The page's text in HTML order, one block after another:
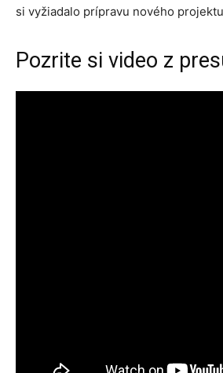
si vyžiadalo prípravu nového
Pozrite si video z